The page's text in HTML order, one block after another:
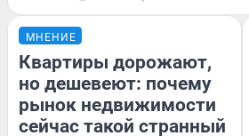
МНЕНИЕ
Квартиры дорожают,
но дешевеют: почему
рынок недвижимости
сейчас такой странный